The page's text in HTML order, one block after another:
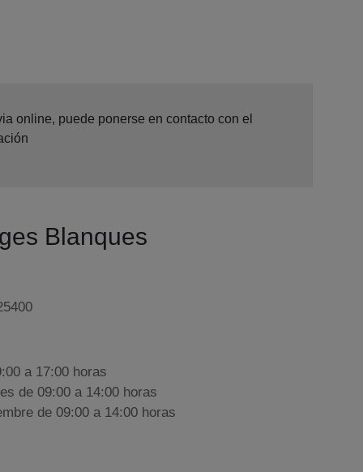
online, puede ponerse en contacto con el
Blanques
a 17:00 horas
de 09:00 a 14:00 horas
de 09:00 a 14:00 horas